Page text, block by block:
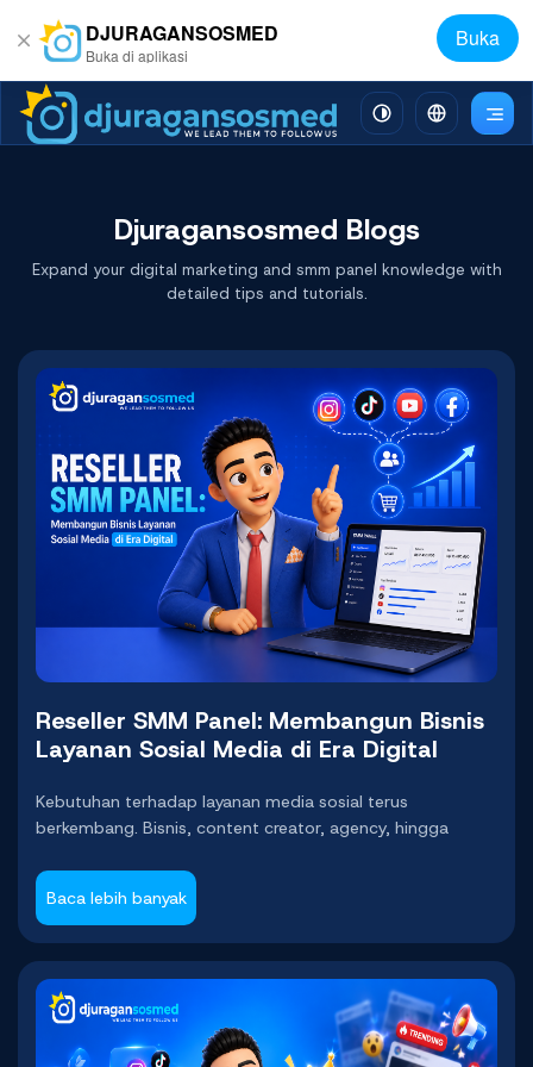
DJURAGANSOSMED
Buka di aplikasi
Buka
Djuragansosmed Blogs
Expand your digital marketing and smm panel knowledge with
detailed tips and tutorials.
Reseller SMM Panel: Membangun Bisnis
Layanan Sosial Media di Era Digital
Kebutuhan terhadap layanan media sosial terus
berkembang. Bisnis, content creator, agency, hingga
mengelola dan mengembangkan akun mereka di berbagai
platform.
Kondisi tersebut membuka peluang bisnis baru melalui
Model bisnis ini memungkinkan seseorang menjual kembali
layanan sosial media kepada pelanggan tanpa harus
membangun seluruh sistem layanan dari awal. Dengan
Baca lebih banyak